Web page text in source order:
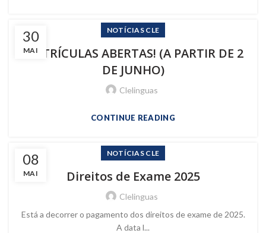
30
MAI
NOTÍCIAS CLE
MATRÍCULAS ABERTAS! (A PARTIR DE 2
DE JUNHO)
Clelinguas
CONTINUE READING
08
MAI
NOTÍCIAS CLE
Direitos de Exame 2025
Clelinguas
Está a decorrer o pagamento dos direitos de exame de 2025.
A data l...